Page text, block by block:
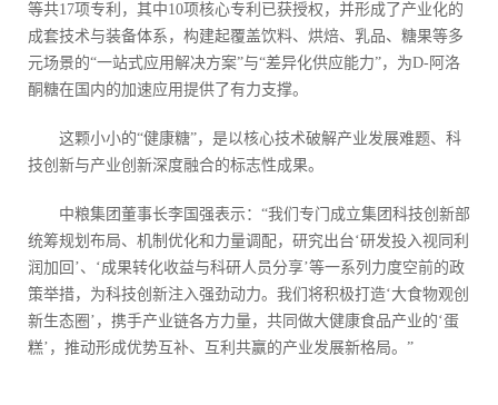
等共17项专利，其中10项核心专利已获授权，并形成了产业化的
成套技术与装备体系，构建起覆盖饮料、烘焙、乳品、糖果等多
元场景的“一站式应用解决方案”与“差异化供应能力”，为D-阿洛
酮糖在国内的加速应用提供了有力支撑。
这颗小小的“健康糖”，是以核心技术破解产业发展难题、科
技创新与产业创新深度融合的标志性成果。
中粮集团董事长李国强表示：“我们专门成立集团科技创新部
统筹规划布局、机制优化和力量调配，研究出台‘研发投入视同利
润加回’、‘成果转化收益与科研人员分享’等一系列力度空前的政
策举措，为科技创新注入强劲动力。我们将积极打造‘大食物观创
新生态圈’，携手产业链各方力量，共同做大健康食品产业的‘蛋
糕’，推动形成优势互补、互利共赢的产业发展新格局。”